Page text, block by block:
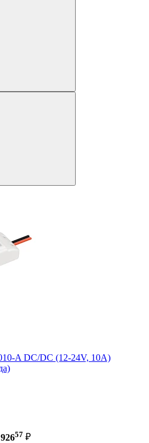
A DC/DC (12-24V, 10A)
57 ₽